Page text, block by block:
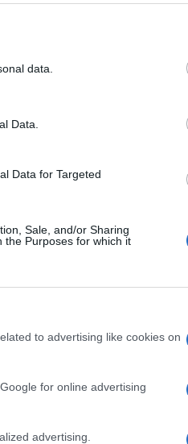
data.
Data.
Data for Targeted
Sale, and/or Sharing
the Purposes for which it
to advertising like cookies on
for online advertising
advertising.
της Google
το μοντέλο
fire scars) –
περιορισμό
‘Αλλα
της
πιο ακριβή
δορυφορικών